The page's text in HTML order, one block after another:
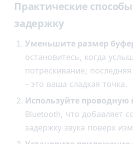
Практические
задержку
Уменьшите размер
остановитесь, когда
потрескивание;
- это ваша сладкая точка.
Используйте проводную
Bluetooth, что добавляет
задержку звука поверх